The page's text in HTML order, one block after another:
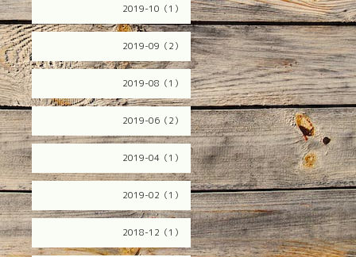
2019-10（1）
2019-09（2）
2019-08（1）
2019-06（2）
2019-04（1）
2019-02（1）
2018-12（1）